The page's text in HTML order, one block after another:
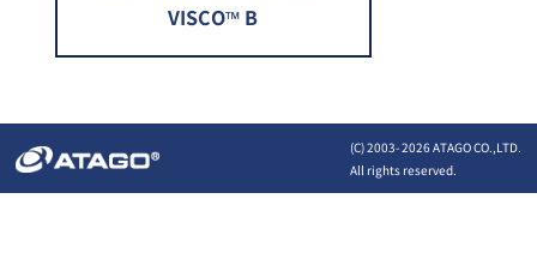
VISCO™ B
(C) 2003-2026 ATAGO CO.,LTD.
All rights reserved.